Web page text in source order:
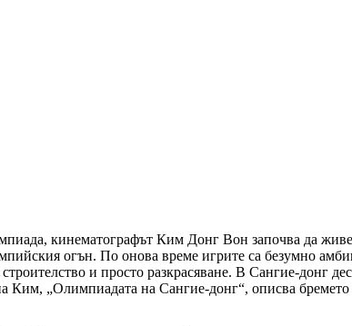
кинематографът Ким Донг Вон започва да
огън. По онова време игрите са безумно
и просто разкрасяване. В Сангие-донг
Ким, „Олимпиадата на Сангие-донг“, описва